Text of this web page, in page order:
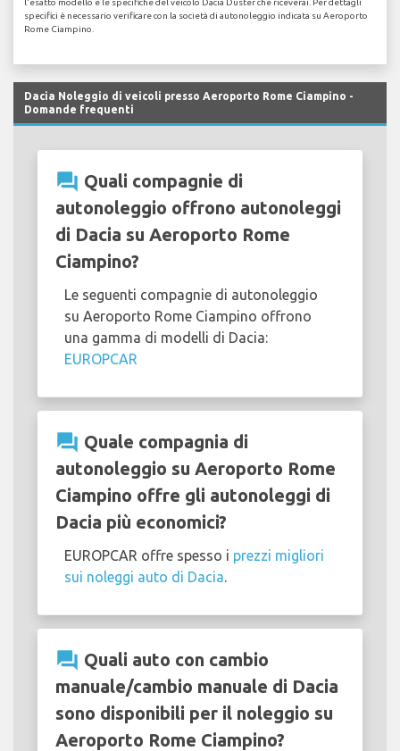
specifici è necessario verificare con la società di autonoleggio indicata su Aeroporto
Rome Ciampino.
Dacia Noleggio di veicoli presso Aeroporto Rome Ciampino -
Domande frequenti
question_answer Quali compagnie di
autonoleggio offrono autonoleggi
di Dacia su Aeroporto Rome
Ciampino?
Le seguenti compagnie di autonoleggio
su Aeroporto Rome Ciampino offrono
una gamma di modelli di Dacia:
EUROPCAR
question_answer Quale compagnia di
autonoleggio su Aeroporto Rome
Ciampino offre gli autonoleggi di
Dacia più economici?
EUROPCAR offre spesso i prezzi migliori
sui noleggi auto di Dacia
question_answer Quali auto con cambio
manuale/cambio manuale di Dacia
sono disponibili per il noleggio su
Aeroporto Rome Ciampino?